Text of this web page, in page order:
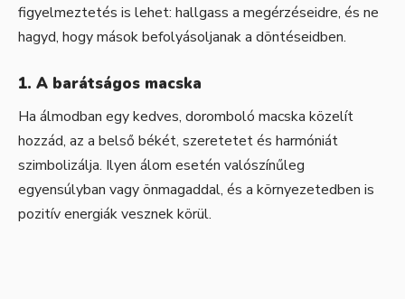
figyelmeztetés is lehet: hallgass a megérzéseidre, és ne
hagyd, hogy mások befolyásoljanak a döntéseidben.
1. A barátságos macska
Ha álmodban egy kedves, doromboló macska közelít
hozzád, az a belső békét, szeretetet és harmóniát
szimbolizálja. Ilyen álom esetén valószínűleg
egyensúlyban vagy önmagaddal, és a környezetedben is
pozitív energiák vesznek körül.